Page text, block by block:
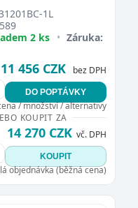
1L
2 ks • Záruka:
11 456 CZK bez DPH
DO POPTÁVKY
/ množství / alternativy
KOUPIT ZA
14 270 CZK vč. DPH
KOUPIT
objednávka (běžná cena)